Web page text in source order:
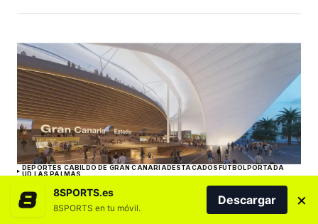
DEPORTES CABILDO DE GRAN CANARIADESTACADOS FÚTBOL PORTADA
UD LAS PALMAS
El Cabildo vuelve a sacar la licitación de las
obras del Estadio de Gran Canaria por 235
8SPORTS.es
8SPORTS en tu móvil.
Descargar ×